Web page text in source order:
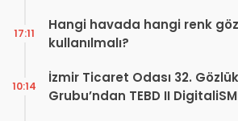
Hangi havada hangi renk
kullanılmalı?
17:11
İzmir Ticaret Odası 32.
Grubu’ndan TEBD II
10:14